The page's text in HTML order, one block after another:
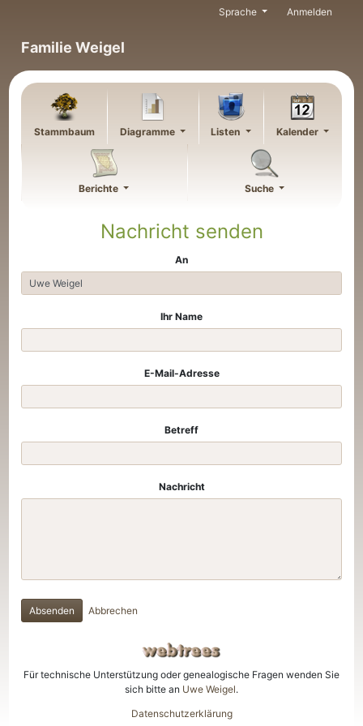
Familie Weigel
Sprache Anmelden
Stammbaum Diagramme Listen Kalender
Berichte Suche
Nachricht senden
An
Ihr Name
E-Mail-Adresse
Betreff
Nachricht
Absenden Abbrechen
Für technische Unterstützung oder genealogische Fragen wenden Sie
sich bitte an Uwe Weigel.
Datenschutzerklärung